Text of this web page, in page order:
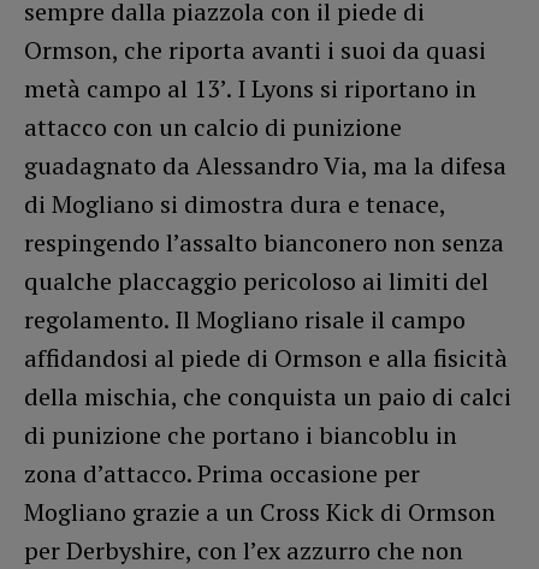
sempre dalla piazzola con il piede di
Ormson, che riporta avanti i suoi da quasi
metà campo al 13’. I Lyons si riportano in
attacco con un calcio di punizione
guadagnato da Alessandro Via, ma la difesa
di Mogliano si dimostra dura e tenace,
respingendo l’assalto bianconero non senza
qualche placcaggio pericoloso ai limiti del
regolamento. Il Mogliano risale il campo
affidandosi al piede di Ormson e alla fisicità
della mischia, che conquista un paio di calci
di punizione che portano i biancoblu in
zona d’attacco. Prima occasione per
Mogliano grazie a un Cross Kick di Ormson
per Derbyshire, con l’ex azzurro che non